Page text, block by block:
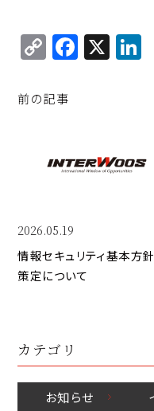
C
o
p
Li
n
F
a
b
o
X
d
I
前の記事
2026.05.19
情報セキュリティ基本方
策定について
カテゴリ
お知らせ